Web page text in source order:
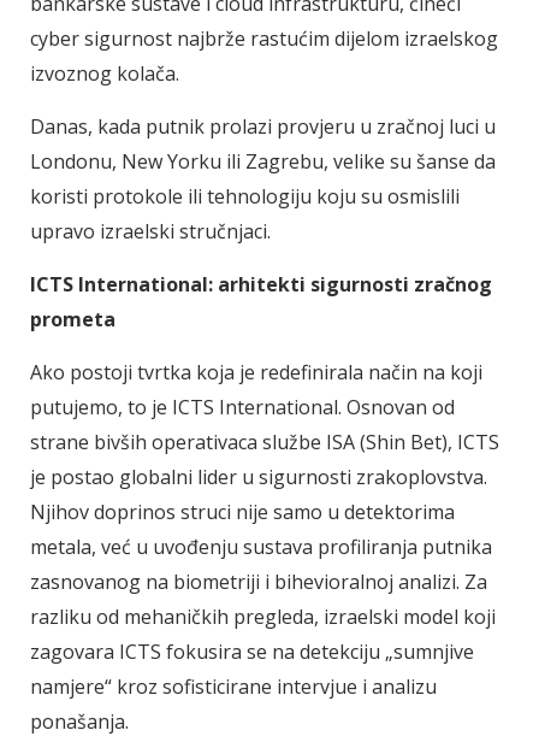
cyber sigurnost najbrže rastućim dijelom izraelskog
izvoznog kolača.
Danas, kada putnik prolazi provjeru u zračnoj luci u
Londonu, New Yorku ili Zagrebu, velike su šanse da
koristi protokole ili tehnologiju koju su osmislili
upravo izraelski stručnjaci.
ICTS International: arhitekti sigurnosti zračnog
prometa
Ako postoji tvrtka koja je redefinirala način na koji
putujemo, to je ICTS International. Osnovan od
strane bivših operativaca službe ISA (Shin Bet), ICTS
je postao globalni lider u sigurnosti zrakoplovstva.
Njihov doprinos struci nije samo u detektorima
metala, već u uvođenju sustava profiliranja putnika
zasnovanog na biometriji i bihevioralnoj analizi. Za
razliku od mehaničkih pregleda, izraelski model koji
zagovara ICTS fokusira se na detekciju „sumnjive
namjere“ kroz sofisticirane intervjue i analizu
ponašanja.